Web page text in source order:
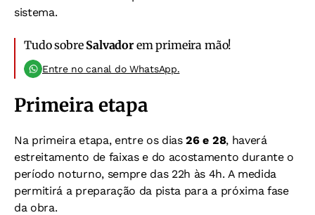
sistema.
Tudo sobre Salvadorem primeira mão!
Entre no canal do WhatsApp.
Primeira etapa
Na primeira etapa, entre os dias26 e 28, haverá
estreitamento de faixas e do acostamento durante o
período noturno, sempre das 22h às 4h. A medida
permitirá a preparação da pista para a próxima fase
da obra.